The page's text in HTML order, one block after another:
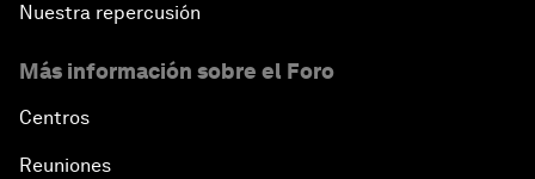
Nuestra repercusión
Más información sobre el Foro
Centros
Reuniones